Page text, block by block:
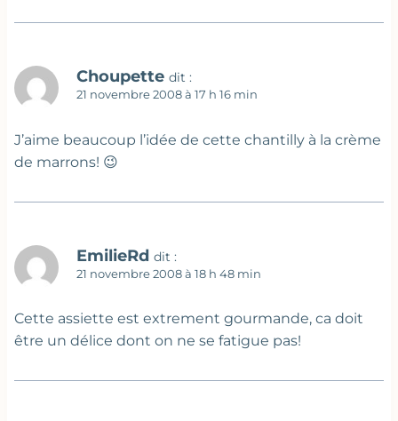
Choupette dit :
21 novembre 2008 à 17 h 16 min
J’aime beaucoup l’idée de cette chantilly à la crème
de marrons! 😉
EmilieRd dit :
21 novembre 2008 à 18 h 48 min
Cette assiette est extrement gourmande, ca doit
être un délice dont on ne se fatigue pas!